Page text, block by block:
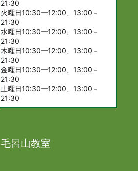
21:30
火曜日10:30—12:00、13:00－
21:30
水曜日10:30—12:00、13:00－
21:30
木曜日10:30—12:00、13:00－
21:30
金曜日10:30—12:00、13:00－
21:30
土曜日10:30—12:00、13:00－
21:30
毛呂山教室